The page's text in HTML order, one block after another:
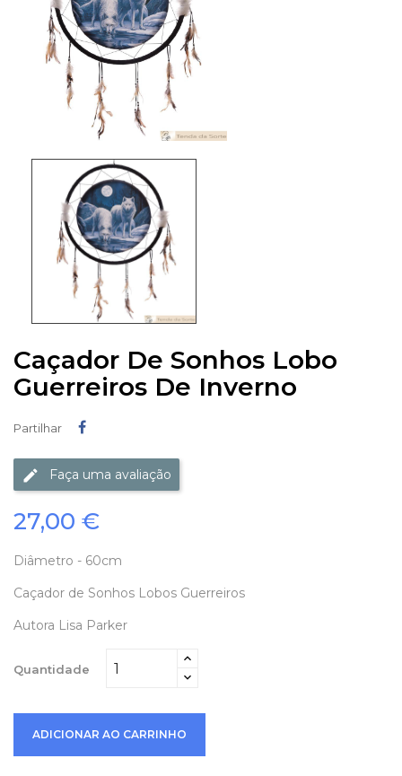
Caçador De Sonhos Lobo
Guerreiros De Inverno
Partilhar
Faça uma avaliação
27,00 €
Diâmetro - 60cm
Caçador de Sonhos Lobos Guerreiros
Autora Lisa Parker
Quantidade
ADICIONAR AO CARRINHO